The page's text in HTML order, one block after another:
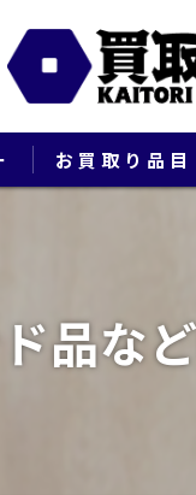
お買取り品目
品な